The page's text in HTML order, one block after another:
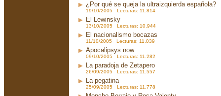
¿Por qué se queja la ultraizquierda española?
19/10/2005 Lecturas: 11.814
El Lewinsky
13/10/2005 Lecturas: 10.944
El nacionalismo bocazas
11/10/2005 Lecturas: 11.039
Apocalipsys now
09/10/2005 Lecturas: 11.282
La paradoja de Zetapero
26/09/2005 Lecturas: 11.557
La pegatina
25/09/2005 Lecturas: 11.778